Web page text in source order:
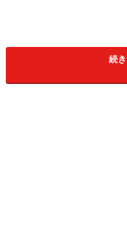
の、「恋を始める３つの続